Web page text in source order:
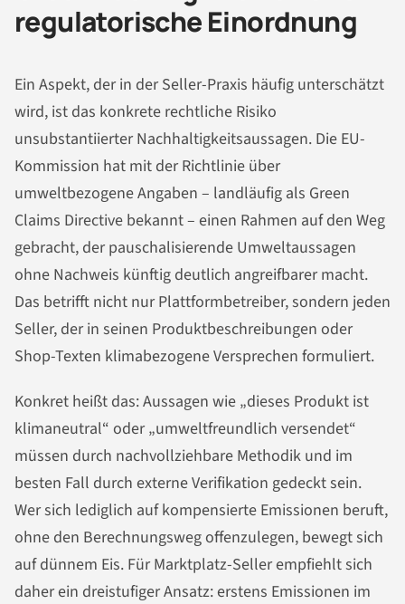
regulatorische Einordnung
Ein Aspekt, der in der Seller-Praxis häufig unterschätzt
wird, ist das konkrete rechtliche Risiko
unsubstantiierter Nachhaltigkeitsaussagen. Die EU-
Kommission hat mit der Richtlinie über
umweltbezogene Angaben – landläufig als Green
Claims Directive bekannt – einen Rahmen auf den Weg
gebracht, der pauschalisierende Umweltaussagen
ohne Nachweis künftig deutlich angreifbarer macht.
Das betrifft nicht nur Plattformbetreiber, sondern jeden
Seller, der in seinen Produktbeschreibungen oder
Shop-Texten klimabezogene Versprechen formuliert.
Konkret heißt das: Aussagen wie „dieses Produkt ist
klimaneutral“ oder „umweltfreundlich versendet“
müssen durch nachvollziehbare Methodik und im
besten Fall durch externe Verifikation gedeckt sein.
Wer sich lediglich auf kompensierte Emissionen beruft,
ohne den Berechnungsweg offenzulegen, bewegt sich
auf dünnem Eis. Für Marktplatz-Seller empfiehlt sich
daher ein dreistufiger Ansatz: erstens Emissionen im